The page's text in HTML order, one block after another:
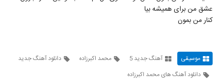
239
240
عشق من برای همیشه بیا
کنار من بمون
موسیقی آهنگ جدید 5 محمد اکبرزاده
دانلود آهنگ جدید
دانلود آهنگ های محمد اکبرزاده